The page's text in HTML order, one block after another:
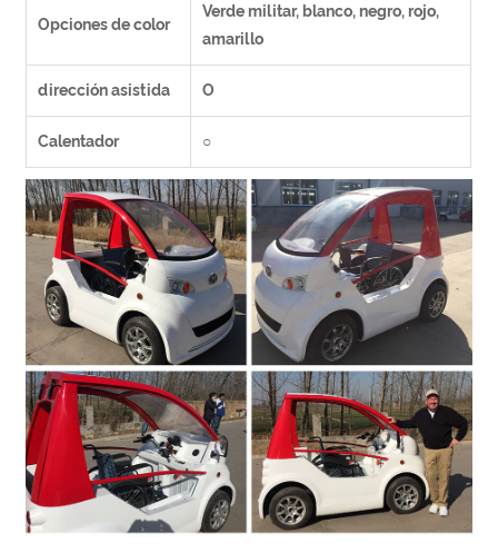
Opciones de color
Verde militar, blanco, negro, rojo,
amarillo
dirección asistida O
Calentador ○